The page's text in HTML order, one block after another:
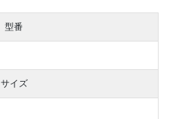
型番
サイズ